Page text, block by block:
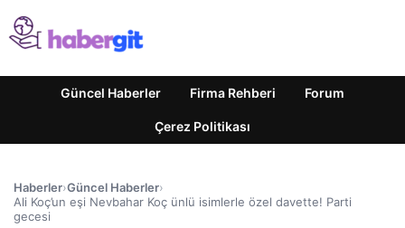
Güncel Haberler Firma Rehberi Forum
Çerez Politikası
Haberler›Güncel Haberler›
Ali Koç’un eşi Nevbahar Koç ünlü isimlerle özel davette! Parti
gecesi